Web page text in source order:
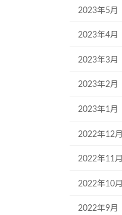
2023年5月
2023年4月
2023年3月
2023年2月
2023年1月
2022年12月
2022年11月
2022年10月
2022年9月